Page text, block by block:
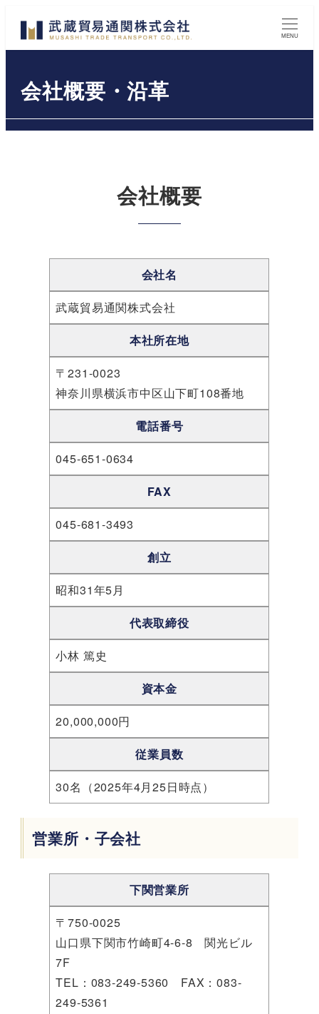
ン
テ
ン
MENU
会社概要・沿革
会社概要
会社名
武蔵貿易通関株式会社
本社所在地
〒231-0023
神奈川県横浜市中区山下町108番地
電話番号
045-651-0634
FAX
045-681-3493
創立
昭和31年5月
代表取締役
小林 篤史
資本金
20,000,000円
従業員数
30名（2025年4月25日時点）
営業所・子会社
下関営業所
〒750-0025
山口県下関市竹崎町4-6-8 関光ビル
7F
TEL：083-249-5360 FAX：083-
249-5361